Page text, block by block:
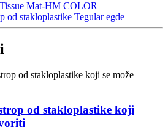
Mat-HM COLOR
od stakloplastike Tegular egde
od stakloplastike koji